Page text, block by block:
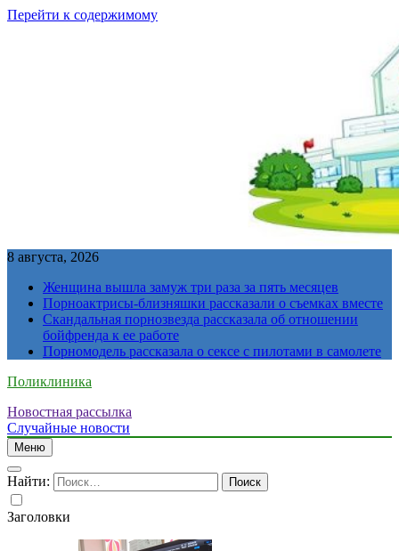
Перейти к содержимому
8 августа, 2026
Женщина вышла замуж три раза за пять месяцев
Порноактрисы-близняшки рассказали о съемках вместе
Скандальная порнозвезда рассказала об отношении
бойфренда к ее работе
Порномодель рассказала о сексе с пилотами в самолете
Поликлиника
Новостная рассылка
Случайные новости
Меню
Найти:
Заголовки